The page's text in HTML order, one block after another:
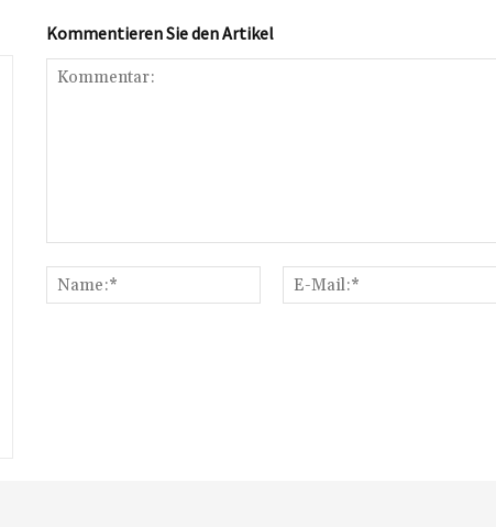
Kommentieren Sie den Artikel
Name:*